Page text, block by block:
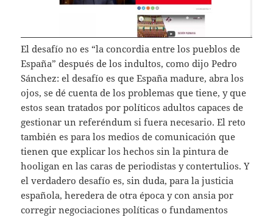
El desafío no es “la concordia entre los pueblos de
España” después de los indultos, como dijo Pedro
Sánchez: el desafío es que España madure, abra los
ojos, se dé cuenta de los problemas que tiene, y que
estos sean tratados por políticos adultos capaces de
gestionar un referéndum si fuera necesario. El reto
también es para los medios de comunicación que
tienen que explicar los hechos sin la pintura de
hooligan en las caras de periodistas y contertulios. Y
el verdadero desafío es, sin duda, para la justicia
española, heredera de otra época y con ansia por
corregir negociaciones políticas o fundamentos